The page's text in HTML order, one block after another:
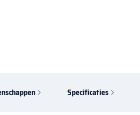
Specificaties